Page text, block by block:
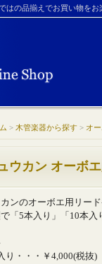
はの品揃えでお買い物を
> 木管楽器から探す > オ
ウカン オーボ
ンのオーボエ用リー
「5本入り」「10本
り・・・￥4,000(税抜)